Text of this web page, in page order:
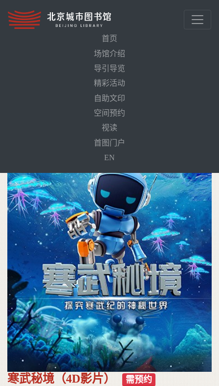
首页
场馆介绍
导引导览
精彩活动
自助文印
空间预约
视读
首图门户
EN
寒武秘境（4D影片） 需预约